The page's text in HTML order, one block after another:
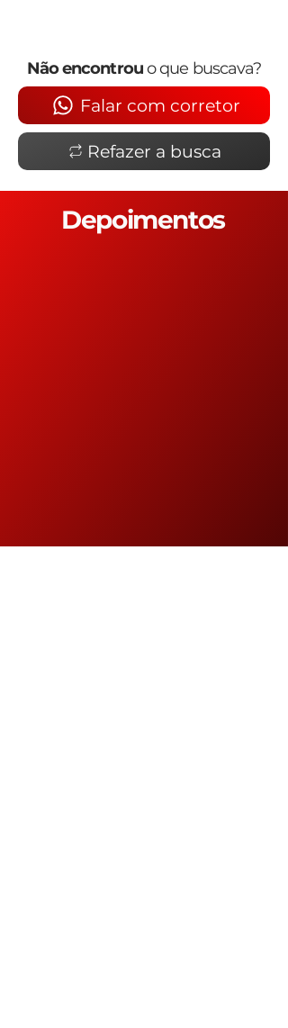
Não encontrouo que buscava?
Falar com corretor
Refazer a busca
Depoimentos